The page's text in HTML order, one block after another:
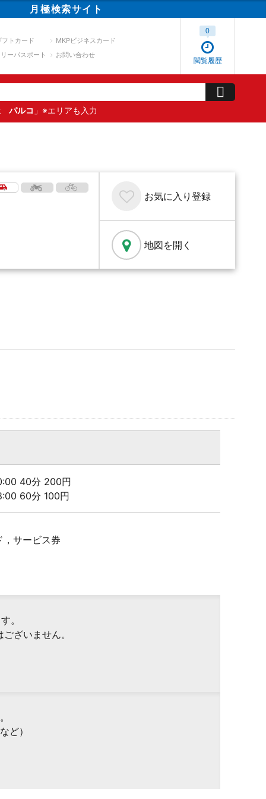
月極検索サイト
フトカード
MKPビジネスカード
ーパスポート
お問い合わせ
閲覧履歴
0
パルコ 」※エリアも入力
お気に入り 登録
地図を開く
40分 200円
60分 100円
サービス券
。
ざいません。
ど）